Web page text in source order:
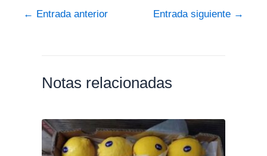
← Entrada anterior Entrada siguiente →
Notas relacionadas